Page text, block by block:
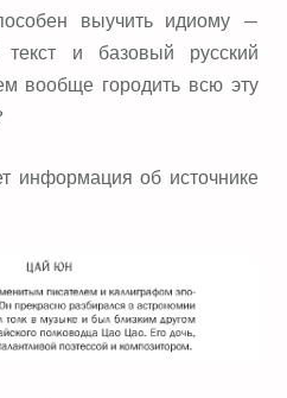
выучить идиому —
текст и базовый русский
вообще городить всю эту
информация об источнике